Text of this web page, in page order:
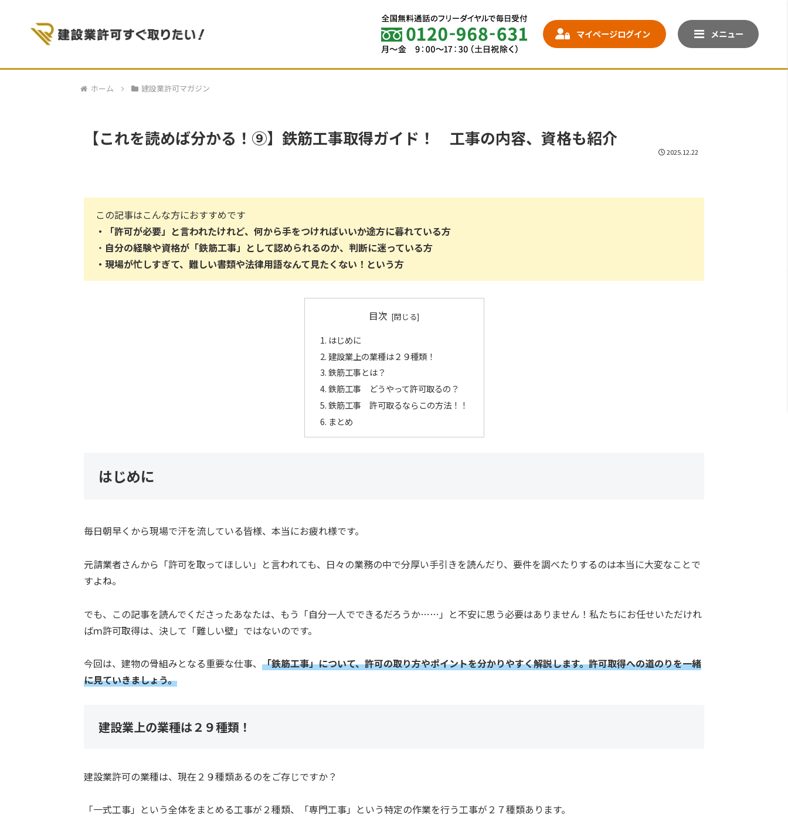
マイページログイン メニュー
ホーム 建設業許可マガジン
【これを読めば分かる！⑨】鉄筋工事取得ガイド！ 工事の内容、資格も紹介
2025.12.22
この記事はこんな方におすすめです
・
「許可が必要」と言われたけれど、何から手をつければいいか途方に暮れている方
・ 自分の経験や資格が「鉄筋工事」として認められるのか、判断に迷っている方
・現場が忙しすぎて、難しい書類や法律用語なんて見たくない！という方
目次
はじめに
建設業上の業種は２９種類！
鉄筋工事とは？
鉄筋工事 どうやって許可取るの？
鉄筋工事 許可取るならこの方法！！
まとめ
はじめに
毎日朝早くから現場で汗を流している皆様、本当にお疲れ様です。
元請業者さんから「許可を取ってほしい」と言われても、日々の業務の中で分厚い手引きを読んだり、要件を調べたりするのは本当に大変なことで
すよね。
でも、この記事を読んでくださったあなたは、もう「自分一人でできるだろうか……」と不安に思う必要はありません！私たちにお任せいただけれ
ばｍ許可取得は、決して「難しい壁」ではないのです。
今回は、建物の骨組みとなる重要な仕事、 「鉄筋工事」について、許可の取り方やポイントを分かりやすく解説します。許可取得への道のりを一緒
に見ていきましょう。
建設業上の業種は２９種類！
建設業許可の業種は、現在２９種類あるのをご存じですか？
「一式工事」という全体をまとめる工事が２種類、「専門工事」という特定の作業を行う工事が２７種類あります。